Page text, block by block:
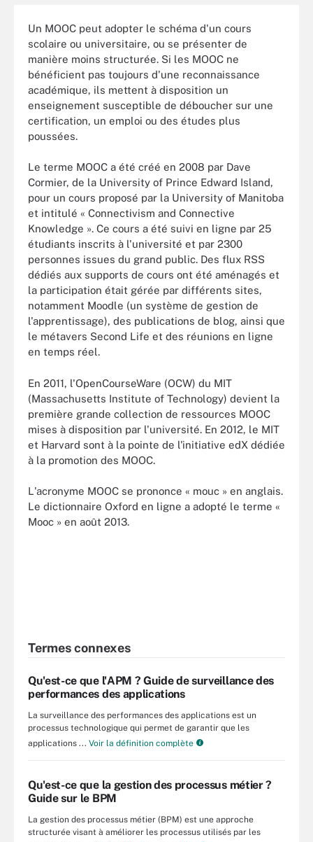
Un MOOC peut adopter le schéma d'un cours
scolaire ou universitaire, ou se présenter de
manière moins structurée. Si les MOOC ne
bénéficient pas toujours d'une reconnaissance
académique, ils mettent à disposition un
enseignement susceptible de déboucher sur une
certification, un emploi ou des études plus
poussées.
Le terme MOOC a été créé en 2008 par Dave
Cormier, de la University of Prince Edward Island,
pour un cours proposé par la University of Manitoba
et intitulé « Connectivism and Connective
Knowledge ». Ce cours a été suivi en ligne par 25
étudiants inscrits à l'université et par 2300
personnes issues du grand public. Des flux RSS
dédiés aux supports de cours ont été aménagés et
la participation était gérée par différents sites,
notamment Moodle (un système de gestion de
l'apprentissage), des publications de blog, ainsi que
le métavers Second Life et des réunions en ligne
en temps réel.
En 2011, l'OpenCourseWare (OCW) du MIT
(Massachusetts Institute of Technology) devient la
première grande collection de ressources MOOC
mises à disposition par l'université. En 2012, le MIT
et Harvard sont à la pointe de l'initiative edX dédiée
à la promotion des MOOC.
L'acronyme MOOC se prononce « mouc » en anglais.
Le dictionnaire Oxford en ligne a adopté le terme «
Mooc » en août 2013.
Termes connexes
Qu'est-ce que l'APM ? Guide de surveillance des
performances des applications
La surveillance des performances des applications est un
processus technologique qui permet de garantir que les
applications ... Voir la définition complète
Qu'est-ce que la gestion des processus métier ?
Guide sur le BPM
La gestion des processus métier (BPM) est une approche
structurée visant à améliorer les processus utilisés par les